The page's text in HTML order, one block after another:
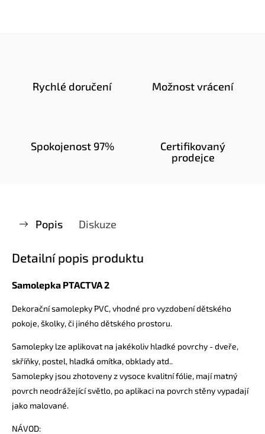
Rychlé doručení Možnost vrácení
Spokojenost 97%
Certifikovaný
prodejce
Popis Diskuze
Detailní popis produktu
Samolepka PTACTVA 2
Dekorační samolepky PVC, vhodné pro vyzdobení dětského
pokoje, školky, či jiného dětského prostoru.
Samolepky lze aplikovat na jakékoliv hladké povrchy - dveře,
skříňky, postel, hladká omítka, obklady atd..
Samolepky jsou zhotoveny z vysoce kvalitní fólie, mají matný
povrch neodrážející světlo, po aplikaci na povrch stěny vypadají
jako malované.
NÁVOD: